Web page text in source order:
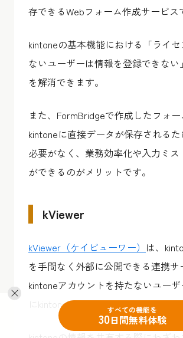
存できるWebフォーム作成サービス
kintoneの基本機能における「ライ
ないユーザーは情報を登録できない
を解消できます。
また、FormBridgeで作成したフォー
kintoneに直接データが保存される
必要がなく、業務効率化や入力ミ
ができるのがメリットです。
kViewer
kViewer（ケイビューワー） は、
を手間なく外部に公開できる連携サ
kintoneアカウントを持たないユー
にkintone内の情報を公開できます。
すべての機能を
30日間無料体験